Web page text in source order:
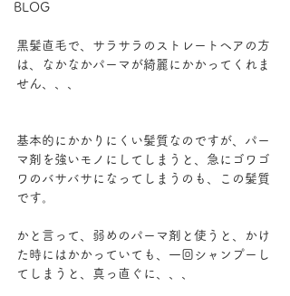
BLOG
黒髪直毛で、サラサラのストレートヘアの方
は、なかなかパーマが綺麗にかかってくれま
せん、、、
基本的にかかりにくい髪質なのですが、パー
マ剤を強いモノにしてしまうと、急にゴワゴ
ワのバサバサになってしまうのも、この髪質
です。
かと言って、弱めのパーマ剤と使うと、かけ
た時にはかかっていても、一回シャンプーし
てしまうと、真っ直ぐに、、、